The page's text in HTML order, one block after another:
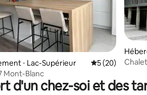
sur la base de 41 commentaires : 5 sur
⋅ Lac-Supérieur Évaluation
5 (20)
Mont-Blanc
d'un chez-soi et des